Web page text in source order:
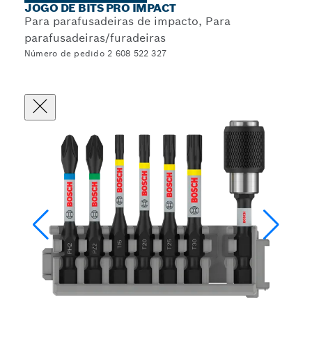
JOGO DE BITS PRO IMPACT
Para parafusadeiras de impacto, Para
parafusadeiras/furadeiras
Número de pedido 2 608 522 327